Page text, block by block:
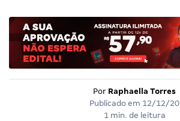
Por Raphaella Torres
Publicado em 12/12/20
1 min. de leitura